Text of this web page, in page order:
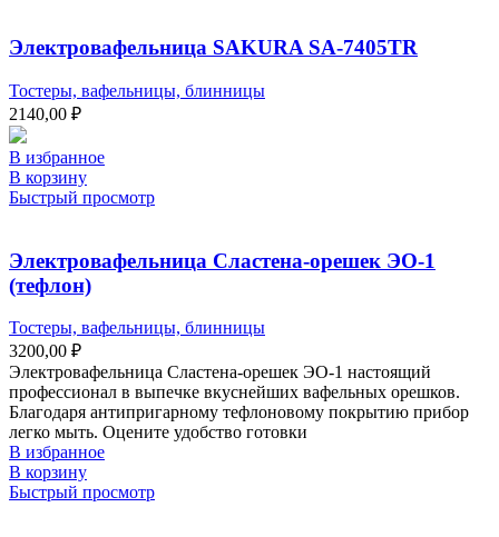
Электровафельница SAKURA SA-7405TR
Тостеры, вафельницы, блинницы
2140,00 ₽
В избранное
В корзину
Быстрый просмотр
Электровафельница Сластена-орешек ЭО-1
(тефлон)
Тостеры, вафельницы, блинницы
3200,00 ₽
Электровафельница Сластена-орешек ЭО-1 настоящий
профессионал в выпечке вкуснейших вафельных орешков.
Благодаря антипригарному тефлоновому покрытию прибор
легко мыть. Оцените удобство готовки
В избранное
В корзину
Быстрый просмотр